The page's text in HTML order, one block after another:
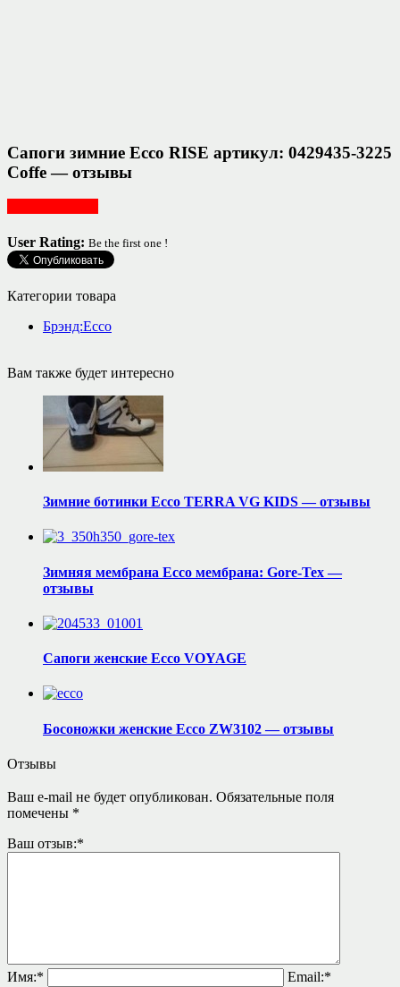
Сапоги зимние Ecco RISE артикул: 0429435-3225
Coffe — отзывы
User Rating: Be the first one !
Категории товара
Брэнд:Ecco
Вам также будет интересно
Зимние ботинки Ecco TERRA VG KIDS — отзывы
Зимняя мембрана Ecco мембрана: Gore-Tex —
отзывы
Сапоги женские Ecco VOYAGE
Босоножки женские Ecco ZW3102 — отзывы
Отзывы
Ваш e-mail не будет опубликован. Обязательные поля
помечены *
Ваш отзыв:*
Имя:* Email:*